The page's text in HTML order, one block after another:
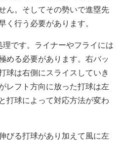
ん。そしてその勢いで進塁先
く行う必要があります。
です。ライナーやフライには
める必要があります。右バッ
球は右側にスライスしていき
レフト方向に放った打球は左
打球によって対応方法が変わ
びる打球があり加えて風に左